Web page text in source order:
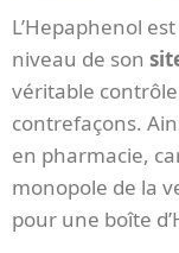
L’Hepaphenol
niveau de son
véritable
contrefaçons.
en pharmacie,
monopole de la
pour une boîte